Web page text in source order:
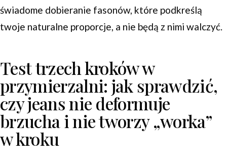
świadome dobieranie fasonów, które podkreślą
twoje naturalne proporcje, a nie będą z nimi walczyć.
Test trzech kroków w
przymierzalni: jak sprawdzić,
czy jeans nie deformuje
brzucha i nie tworzy „worka”
w kroku